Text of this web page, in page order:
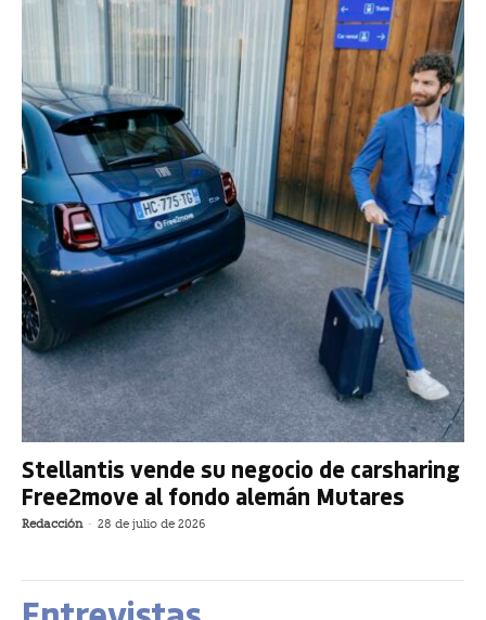
Stellantis vende su negocio de carsharing
Free2move al fondo alemán Mutares
Redacción - 28 de julio de 2026